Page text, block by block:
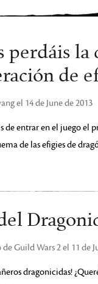
perdáis la
de
el 14 de June de 2013
de entrar en el juego el
de las efigies de
Guild Wars 2 el 11 de
dragonicidas!